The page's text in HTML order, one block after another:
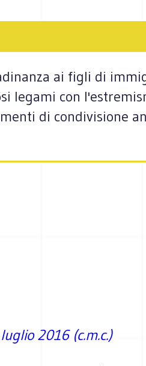
ai figli di
legami con
di condivisione
2016 (c.m.c.)